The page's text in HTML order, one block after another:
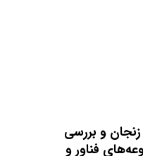
زنجان و بررسی
فناور و